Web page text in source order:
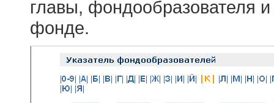
главы, фондообразователя
фонде.